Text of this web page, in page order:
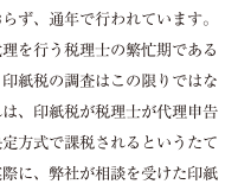
ず、通年で行われています。
を行う税理士の繁忙期である
紙税の調査はこの限りではな
、印紙税が税理士が代理申告
方式で課税されるというたて
に、弊社が相談を受けた印紙